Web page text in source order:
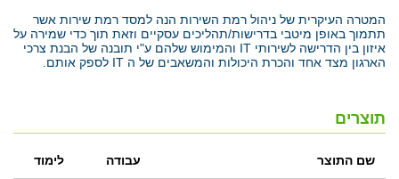
המטרה העיקרית של ניהול רמת השירות הנה למסד רמת שירות אשר
תתמוך באופן מיטבי בדרישות/תהליכים עסקיים וזאת תוך כדי שמירה על
איזון בין הדרישה לשירותי IT והמימוש שלהם ע"י תובנה של הבנת צרכי
הארגון מצד אחד והכרת היכולות והמשאבים של ה IT לספק אותם.
תוצרים
שם התוצר עבודה לימוד